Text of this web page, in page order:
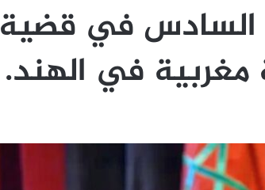
السادس في قضية
مغربية في الهند.